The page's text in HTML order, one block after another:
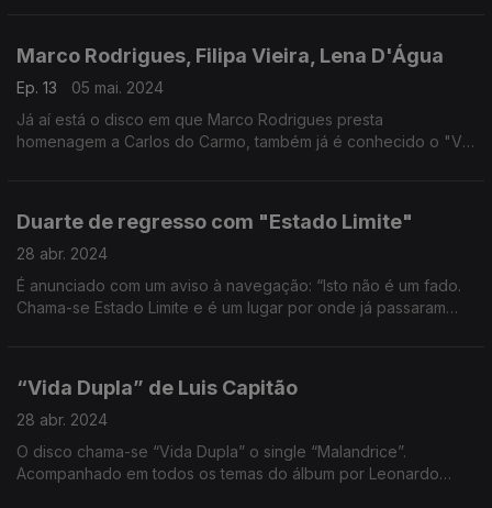
Marco Rodrigues, Filipa Vieira, Lena D'Água
Ep. 13
05 mai. 2024
Já aí está o disco em que Marco Rodrigues presta
homenagem a Carlos do Carmo, também já é conhecido o "Vai
Duarte de regresso com "Estado Limite"
28 abr. 2024
É anunciado com um aviso à navegação: “Isto não é um fado.
Chama-se Estado Limite e é um lugar por onde já passaram
“Vida Dupla” de Luis Capitão
28 abr. 2024
O disco chama-se “Vida Dupla” o single “Malandrice”.
Acompanhado em todos os temas do álbum por Leonardo